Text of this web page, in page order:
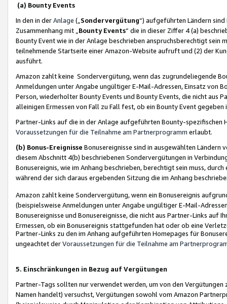
(a) Bounty Events
In den in derAnlage („ Sondervergütung“) aufgeführten Ländern
Zusammenhang mit „ Bounty Events“ die in dieser Ziffer 4 (a)
Bounty Event wie in der Anlage beschrieben anspruchsberechtigt sein
teilnehmende Startseite einer Amazon-Website aufruft und (2) der
ausführt.
Amazon zahlt keine Sondervergütung, wenn das zugrundeliegende
Anmeldungen unter Angabe ungültiger E-Mail-Adressen, Einsatz von
Person, wiederholter Bounty Events und Bounty Events, die nicht
alleinigen Ermessen von Fall zu Fall fest, ob ein Bounty Event
Partner-Links auf die in der Anlage aufgeführten Bounty-spezifischen
Voraussetzungen für die Teilnahme am Partnerprogramm erlaubt.
(b) Bonus-Ereignisse Bonusereignisse sind in ausgewählten Ländern
diesem Abschnitt 4(b) beschriebenen Sondervergütungen in
Bonusereignis, wie im Anhang beschrieben, berechtigt sein muss,
während der sich daraus ergebenden Sitzung die im Anhang
Amazon zahlt keine Sondervergütung, wenn ein Bonusereignis
(beispielsweise Anmeldungen unter Angabe ungültiger E-Mail-
Bonusereignisse und Bonusereignisse, die nicht aus Partner-Links auf
Ermessen, ob ein Bonusereignis stattgefunden hat oder ob eine
Partner-Links zu den im Anhang aufgeführten Homepages für
ungeachtet derVoraussetzungen für die Teilnahme am
5. Einschränkungen in Bezug auf Vergütungen
Partner-Tags sollten nur verwendet werden, um von den
Namen handelt) versuchst, Vergütungen sowohl vom Amazon